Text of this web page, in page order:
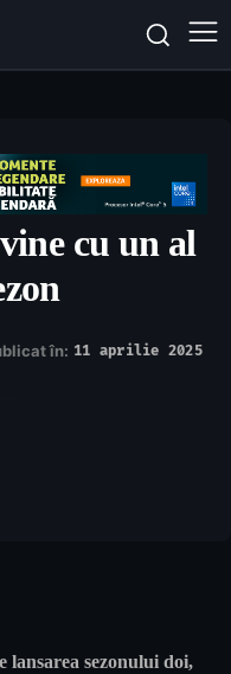
cu un al
în: 11 aprilie 2025
lansarea sezonului doi,